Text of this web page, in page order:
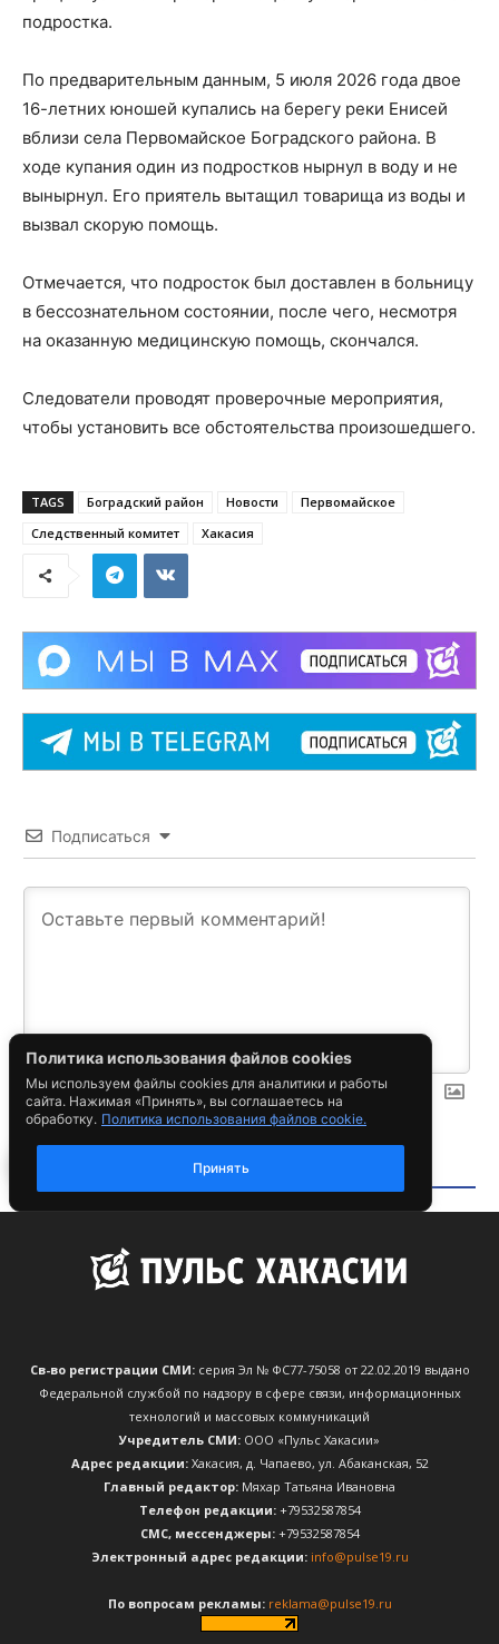
Св-во регистрации СМИ:серия Эл № ФС77-75058 от 22.02.2019 выдано
Федеральной службой по надзору в сфере связи, информационных
технологий и массовых коммуникаций
Учредитель СМИ: ООО «Пульс Хакасии»
Адрес редакции:Хакасия, д. Чапаево, ул. Абаканская, 52
Главный редактор: Мяхар Татьяна Ивановна
Телефон редакции:+79532587854
CМС, мессенджеры:+79532587854
Электронный адрес редакции: info@pulse19.ru
По вопросам рекламы: reklama@pulse19.ru